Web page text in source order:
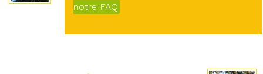
notre FAQ